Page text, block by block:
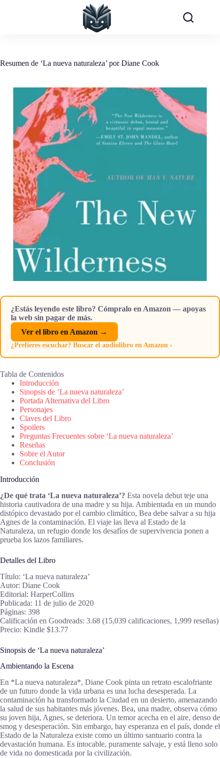
Resumen de ‘La nueva naturaleza’ por Diane Cook
¿Estás leyendo este libro? Cómpralo en Amazon — apoyas
la web sin pagar de más.
Ver el libro en Amazon →
¿Prefieres escuchar? Buscar el audiolibro en Amazon ›
Tabla de Contenidos
Introducción
Sinopsis de ‘La nueva naturaleza’
Portada Alternativa del Libro
Personajes
Claves del Libro
Spoilers
Preguntas Frecuentes sobre ‘La nueva naturaleza’
Reseñas
Sobre el Autor
Conclusión
Introducción
¿De qué trata ‘La nueva naturaleza’? Esta novela debut teje una
historia cautivadora de una madre y su hija. Ambientada en un mundo
distópico devastado por el cambio climático, Bea debe salvar a su hija
Agnes de la contaminación. El viaje las lleva al Estado de la
Naturaleza, un refugio donde los desafíos de supervivencia ponen a
prueba los lazos familiares.
Detalles del Libro
Título: ‘La nueva naturaleza’
Autor: Diane Cook
Editorial: HarperCollins
Publicada: 11 de julio de 2020
Páginas: 398
Calificación en Goodreads: 3.68 (15,039 calificaciones, 1,999 reseñas)
Precio: Kindle $13.77
Sinopsis de ‘La nueva naturaleza’
Ambientando la Escena
En *La nueva naturaleza*, Diane Cook pinta un retrato escalofriante
de un futuro donde la vida urbana es una lucha desesperada. La
contaminación ha transformado la Ciudad en un desierto, amenazando
la salud de sus habitantes más jóvenes. Bea, una madre, observa cómo
su joven hija, Agnes, se deteriora. Un temor acecha en el aire, denso de
smog y desesperación. Sin embargo, hay esperanza en el país, donde el
Estado de la Naturaleza existe como un último santuario contra la
devastación humana. Es intocable, puramente salvaje, y está lleno solo
de vida no domesticada por la civilización.